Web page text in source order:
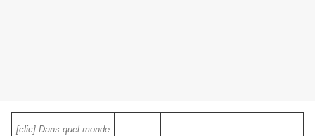
[clic] Dans quel monde